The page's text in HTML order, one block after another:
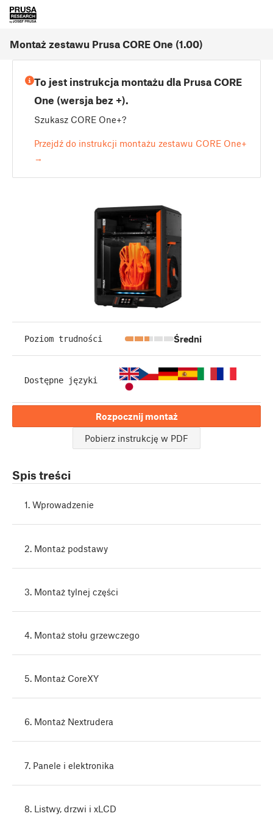
Montaż zestawu Prusa CORE One (1.00)
To jest instrukcja montażu dla Prusa CORE
One (wersja bez +).
Szukasz CORE One+?
Przejdź do instrukcji montażu zestawu CORE One+
→
Poziom trudności Średni
Dostępne języki
Rozpocznij montaż
Pobierz instrukcję w PDF
Spis treści
1. Wprowadzenie
2. Montaż podstawy
3. Montaż tylnej części
4. Montaż stołu grzewczego
5. Montaż CoreXY
6. Montaż Nextrudera
7. Panele i elektronika
8. Listwy, drzwi i xLCD